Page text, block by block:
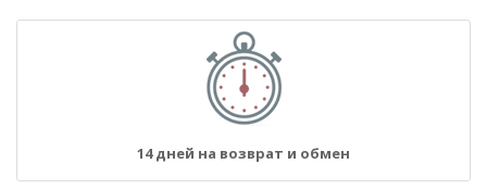
14 дней на возврат и обмен